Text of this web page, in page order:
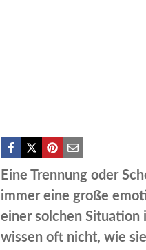
Eine Trennung oder
immer eine große
einer solchen
wissen oft nicht, wie